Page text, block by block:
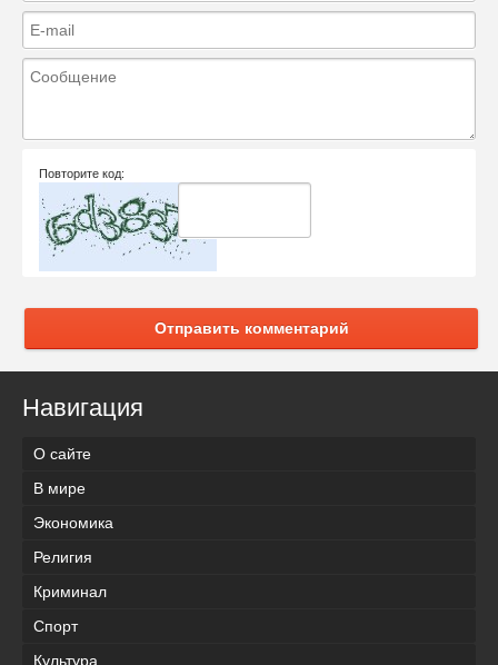
Повторите код:
Отправить комментарий
Навигация
О сайте
В мире
Экономика
Религия
Криминал
Спорт
Культура